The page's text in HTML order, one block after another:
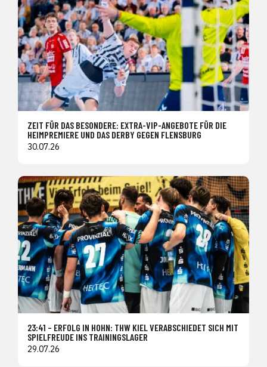
ZEIT FÜR DAS BESONDERE: EXTRA-VIP-ANGEBOTE FÜR DIE
HEIMPREMIERE UND DAS DERBY GEGEN FLENSBURG
30.07.26
23:41 – ERFOLG IN HOHN: THW KIEL VERABSCHIEDET SICH MIT
SPIELFREUDE INS TRAININGSLAGER
29.07.26